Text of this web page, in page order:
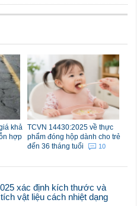
khả
hợp
TCVN 14430:2025 về thực
phẩm đóng hộp dành cho trẻ
đến 36 tháng tuổi
10
xác định kích thước và
vật liệu cách nhiệt dạng